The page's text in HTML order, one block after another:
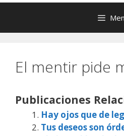
El mentir pide
Publicaciones
Hay ojos que de
Tus deseos son